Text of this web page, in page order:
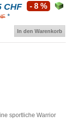
CHF
*
- 8 %
In den Warenkorb
sportliche Warrior